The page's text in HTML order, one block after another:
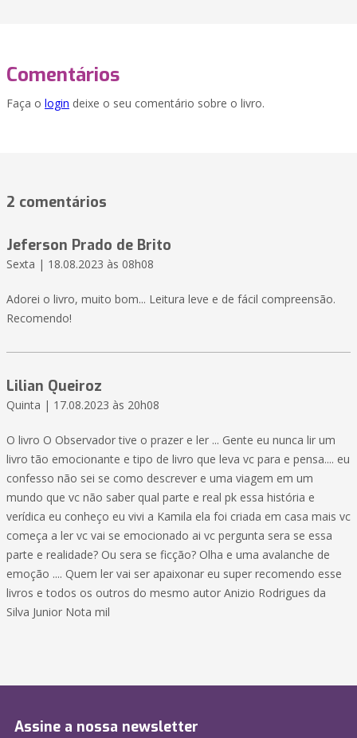
Comentários
Faça o login deixe o seu comentário sobre o livro.
2 comentários
Jeferson Prado de Brito
Sexta | 18.08.2023 às 08h08
Adorei o livro, muito bom... Leitura leve e de fácil compreensão.
Recomendo!
Lilian Queiroz
Quinta | 17.08.2023 às 20h08
O livro O Observador tive o prazer e ler ... Gente eu nunca lir um
livro tão emocionante e tipo de livro que leva vc para e pensa.... eu
confesso não sei se como descrever e uma viagem em um
mundo que vc não saber qual parte e real pk essa história e
verídica eu conheço eu vivi a Kamila ela foi criada em casa mais vc
começa a ler vc vai se emocionado ai vc pergunta sera se essa
parte e realidade? Ou sera se ficção? Olha e uma avalanche de
emoção .... Quem ler vai ser apaixonar eu super recomendo esse
livros e todos os outros do mesmo autor Anizio Rodrigues da
Silva Junior Nota mil
Assine a nossa newsletter